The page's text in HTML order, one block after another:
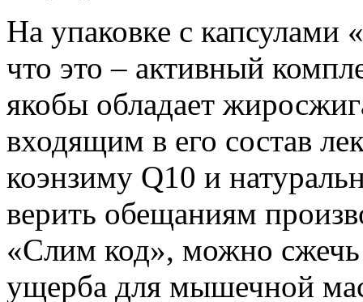
На упаковке с
что это – активный
якобы обладает
входящим в его состав
коэнзиму Q10 и
верить обещаниям
«Слим код», можно
ущерба для мышечной